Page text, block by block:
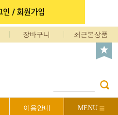
장바구니 최근본상품
이용안내 MENU